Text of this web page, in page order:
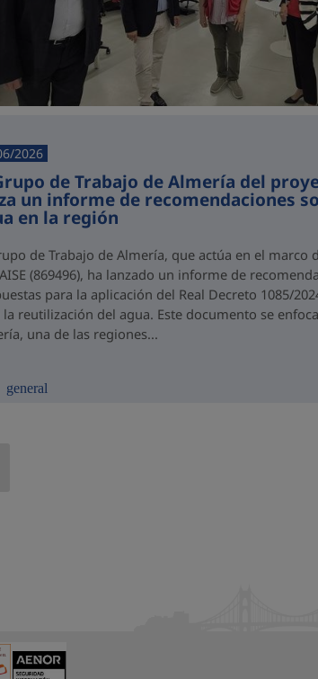
2026
de Trabajo de Almería del
un informe de recomendaciones
en la región
de Trabajo de Almería, que actúa en el marco
(869496), ha lanzado un informe de
para la aplicación del Real Decreto 1085/
la reutilización del agua. Este documento se
una de las regiones...
general